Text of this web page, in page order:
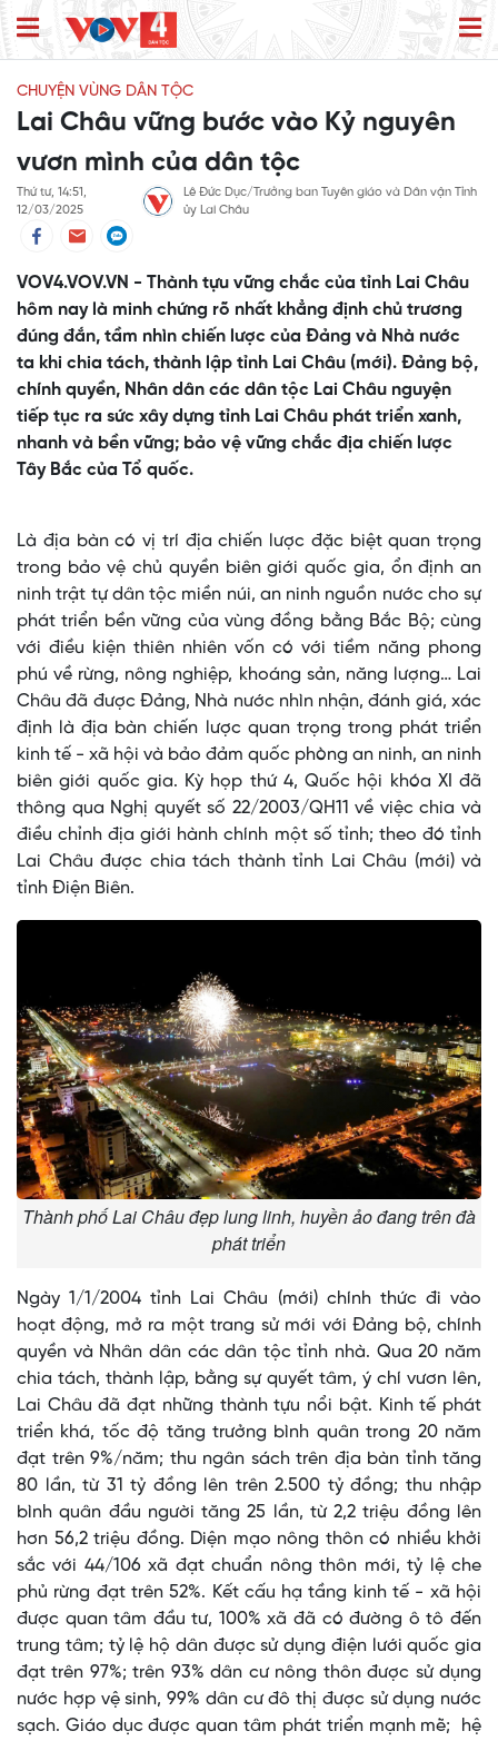
CHUYỆN VÙNG DÂN TỘC
Lai Châu vững bước vào Kỷ nguyên
vươn mình của dân tộc
Thứ tư, 14:51,
12/03/2025
Lê Đức Dục/Trưởng ban Tuyên giáo và Dân vận Tỉnh
ủy Lai Châu
VOV4.VOV.VN - Thành tựu vững chắc của tỉnh Lai Châu
hôm nay là minh chứng rõ nhất khẳng định chủ trương
đúng đắn, tầm nhìn chiến lược của Đảng và Nhà nước
ta khi chia tách, thành lập tỉnh Lai Châu (mới). Đảng bộ,
chính quyền, Nhân dân các dân tộc Lai Châu nguyện
tiếp tục ra sức xây dựng tỉnh Lai Châu phát triển xanh,
nhanh và bền vững; bảo vệ vững chắc địa chiến lược
Tây Bắc của Tổ quốc.
Là địa bàn có vị trí địa chiến lược đặc biệt quan trọng
trong bảo vệ chủ quyền biên giới quốc gia, ổn định an
ninh trật tự dân tộc miền núi, an ninh nguồn nước cho sự
phát triển bền vững của vùng đồng bằng Bắc Bộ; cùng
với điều kiện thiên nhiên vốn có với tiềm năng phong
phú về rừng, nông nghiệp, khoáng sản, năng lượng… Lai
Châu đã được Đảng, Nhà nước nhìn nhận, đánh giá, xác
định là địa bàn chiến lược quan trọng trong phát triển
kinh tế - xã hội và bảo đảm quốc phòng an ninh, an ninh
biên giới quốc gia. Kỳ họp thứ 4, Quốc hội khóa XI đã
thông qua Nghị quyết số 22/2003/QH11 về việc chia và
điều chỉnh địa giới hành chính một số tỉnh; theo đó tỉnh
Lai Châu được chia tách thành tỉnh Lai Châu (mới) và
tỉnh Điện Biên.
Thành phố Lai Châu đẹp lung linh, huyền ảo đang trên đà
phát triển
Ngày 1/1/2004 tỉnh Lai Châu (mới) chính thức đi vào
hoạt động, mở ra một trang sử mới với Đảng bộ, chính
quyền và Nhân dân các dân tộc tỉnh nhà. Qua 20 năm
chia tách, thành lập, bằng sự quyết tâm, ý chí vươn lên,
Lai Châu đã đạt những thành tựu nổi bật. Kinh tế phát
triển khá, tốc độ tăng trưởng bình quân trong 20 năm
đạt trên 9%/năm; thu ngân sách trên địa bàn tỉnh tăng
80 lần, từ 31 tỷ đồng lên trên 2.500 tỷ đồng; thu nhập
bình quân đầu người tăng 25 lần, từ 2,2 triệu đồng lên
hơn 56,2 triệu đồng. Diện mạo nông thôn có nhiều khởi
sắc với 44/106 xã đạt chuẩn nông thôn mới, tỷ lệ che
phủ rừng đạt trên 52%. Kết cấu hạ tầng kinh tế - xã hội
được quan tâm đầu tư, 100% xã đã có đường ô tô đến
trung tâm; tỷ lệ hộ dân được sử dụng điện lưới quốc gia
đạt trên 97%; trên 93% dân cư nông thôn được sử dụng
nước hợp vệ sinh, 99% dân cư đô thị được sử dụng nước
sạch. Giáo dục được quan tâm phát triển mạnh mẽ; hệ